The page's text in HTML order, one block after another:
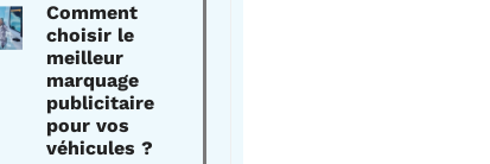
Comment
choisir le
meilleur
marquage
publicitaire
pour vos
véhicules ?